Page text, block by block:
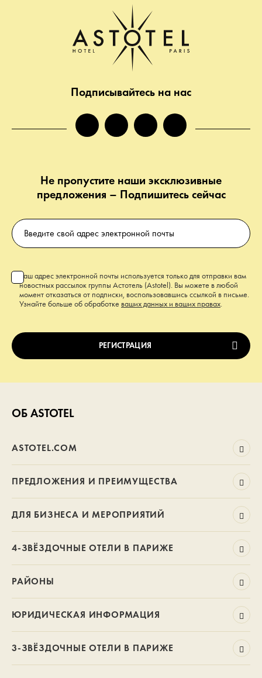
Подписывайтесь на нас
facebookinstagramtwitter tiktok
Не пропустите наши эксклюзивные
предложения – Подпишитесь сейчас
Ваш адрес электронной почты используется только для отправки вам
новостных рассылок группы Астотель (Astotel). Вы можете в любой
момент отказаться от подписки, воспользовавшись ссылкой в письме.
Узнайте больше об обработке ваших данных и ваших правах.
ОБ ASTOTEL
ASTOTEL.COM
ПРЕДЛОЖЕНИЯ И ПРЕИМУЩЕСТВА
ДЛЯ БИЗНЕСА И МЕРОПРИЯТИЙ
4-ЗВЁЗДОЧНЫЕ ОТЕЛИ В ПАРИЖЕ
РАЙОНЫ
ЮРИДИЧЕСКАЯ ИНФОРМАЦИЯ
3-ЗВЁЗДОЧНЫЕ ОТЕЛИ В ПАРИЖЕ